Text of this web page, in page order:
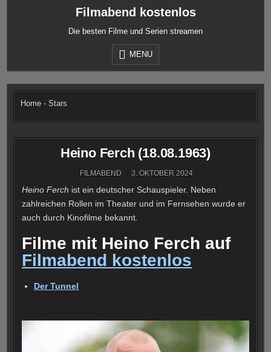
Filmabend kostenlos
Die besten Filme und Serien streamen
MENU
Home -Stars
Heino Ferch (18.08.1963)
FILMABEND 3. OKTOBER 2024
Heino Ferch ist ein deutscher Schauspieler. Neben
zahlreichen Rollen im Theater und im Fernsehen wurde er
auch durch Kinofilme bekannt.
Filme mit Heino Ferch auf
Filmabend kostenlos
Der Tunnel